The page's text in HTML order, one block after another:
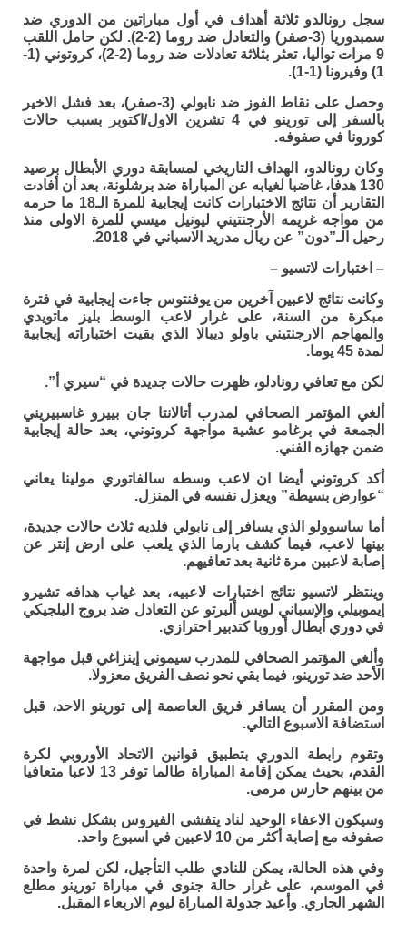
سجل رونالدو ثلاثة أهداف في أول مباراتين من الدوري ضد
سمبدوريا (3-صفر) والتعادل ضد روما (2-2). لكن حامل اللقب
9 مرات تواليا، تعثر بثلاثة تعادلات ضد روما (2-2)، كروتوني (1-
1) وفيرونا (1-1).
وحصل على نقاط الفوز ضد نابولي (3-صفر)، بعد فشل الاخير
بالسفر إلى تورينو في 4 تشرين الاول/اكتوبر بسبب حالات
كورونا في صفوفه.
وكان رونالدو، الهداف التاريخي لمسابقة دوري الأبطال برصيد
130 هدفا، غاضبا لغيابه عن المباراة ضد برشلونة، بعد أن أفادت
التقارير أن نتائج الاختبارات كانت إيجابية للمرة الـ18 ما حرمه
من مواجه غريمه الأرجنتيني ليونيل ميسي للمرة الاولى منذ
رحيل الـ”دون” عن ريال مدريد الاسباني في 2018.
– اختبارات لاتسيو –
وكانت نتائج لاعبين آخرين من يوفنتوس جاءت إيجابية في فترة
مبكرة من السنة، على غرار لاعب الوسط بليز ماتويدي
والمهاجم الارجنتيني باولو ديبالا الذي بقيت اختباراته إيجابية
لمدة 45 يوما.
لكن مع تعافي رونادلو، ظهرت حالات جديدة في “سيري أ”.
ألغي المؤتمر الصحافي لمدرب أتالانتا جان بييرو غاسبيريني
الجمعة في برغامو عشية مواجهة كروتوني، بعد حالة إيجابية
ضمن جهازه الفني.
أكد كروتوني أيضا ان لاعب وسطه سالفاتوري مولينا يعاني
“عوارض بسيطة” ويعزل نفسه في المنزل.
أما ساسوولو الذي يسافر إلى نابولي فلديه ثلاث حالات جديدة،
بينها لاعب، فيما كشف بارما الذي يلعب على ارض إنتر عن
إصابة لاعبين مرة ثانية بعد تعافيهم.
وينتظر لاتسيو نتائج اختبارات لاعبيه، بعد غياب هدافه تشيرو
إيموبيلي والإسباني لويس ألبرتو عن التعادل ضد بروج البلجيكي
في دوري أبطال أوروبا كتدبير احترازي.
وألغي المؤتمر الصحافي للمدرب سيموني إينزاغي قبل مواجهة
الأحد ضد تورينو، فيما بقي نحو نصف الفريق معزولا.
ومن المقرر أن يسافر فريق العاصمة إلى تورينو الاحد، قبل
استضافة الاسبوع التالي.
وتقوم رابطة الدوري بتطبيق قوانين الاتحاد الأوروبي لكرة
القدم، بحيث يمكن إقامة المباراة طالما توفر 13 لاعبا متعافيا
من بينهم حارس مرمى.
وسيكون الاعفاء الوحيد لناد يتفشى الفيروس بشكل نشط في
صفوفه مع إصابة أكثر من 10 لاعبين في اسبوع واحد.
وفي هذه الحالة، يمكن للنادي طلب التأجيل، لكن لمرة واحدة
في الموسم، على غرار حالة جنوى في مباراة تورينو مطلع
الشهر الجاري. وأعيد جدولة المباراة ليوم الاربعاء المقبل.